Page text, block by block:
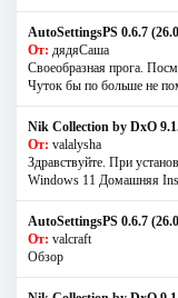
AutoSettingsPS 0.6.7
От: дядяСаша
Своеобразная прога.
Чуток бы по больше не
Nik Collection by DxO
От: valalysha
Здравствуйте. При
Windows 11 Домашняя
AutoSettingsPS 0.6.7
От: valcraft
Обзор